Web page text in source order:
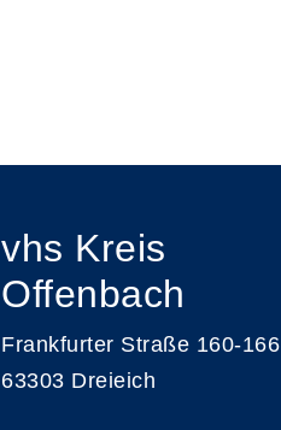
vhs Kreis
Offenbach
Frankfurter Straße 160-166
63303 Dreieich